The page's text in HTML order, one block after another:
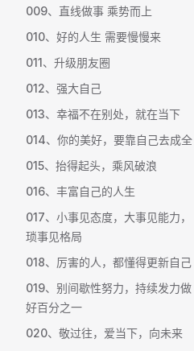
009、直线做事 乘势而上
010、好的人生 需要慢慢来
011、升级朋友圈
012、强大自己
013、幸福不在别处，就在当下
014、你的美好，要靠自己去成全
015、抬得起头，乘风破浪
016、丰富自己的人生
017、小事见态度，大事见能力，
琐事见格局
018、厉害的人，都懂得更新自己
019、别间歇性努力，持续发力做
好百分之一
020、敬过往，爱当下，向未来